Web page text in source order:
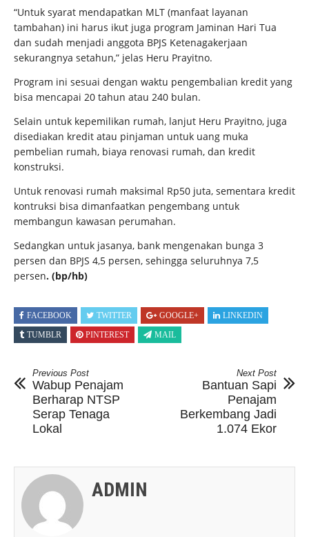
“Untuk syarat mendapatkan MLT (manfaat layanan
tambahan) ini harus ikut juga program Jaminan Hari Tua
dan sudah menjadi anggota BPJS Ketenagakerjaan
sekurangnya setahun,” jelas Heru Prayitno.
Program ini sesuai dengan waktu pengembalian kredit yang
bisa mencapai 20 tahun atau 240 bulan.
Selain untuk kepemilikan rumah, lanjut Heru Prayitno, juga
disediakan kredit atau pinjaman untuk uang muka
pembelian rumah, biaya renovasi rumah, dan kredit
konstruksi.
Untuk renovasi rumah maksimal Rp50 juta, sementara kredit
kontruksi bisa dimanfaatkan pengembang untuk
membangun kawasan perumahan.
Sedangkan untuk jasanya, bank mengenakan bunga 3
persen dan BPJS 4,5 persen, sehingga seluruhnya 7,5
persen. (bp/hb)
FACEBOOK TWITTER GOOGLE+
LINKEDIN
TUMBLR
PINTEREST MAIL
Previous Post
Wabup Penajam
Berharap NTSP
Serap Tenaga
Lokal
Next Post
Bantuan Sapi
Penajam
Berkembang Jadi
1.074 Ekor
ADMIN